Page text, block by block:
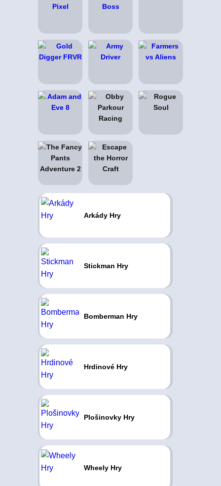
Arkády Hry
Stickman Hry
Bomberman Hry
Hrdinové Hry
Plošinovky Hry
Wheely Hry